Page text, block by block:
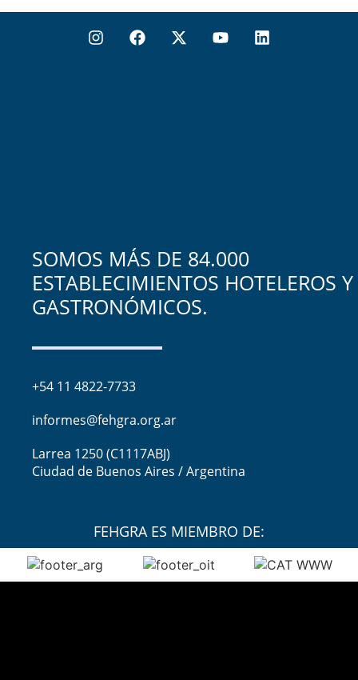
SOMOS MÁS DE 84.000
ESTABLECIMIENTOS HOTELEROS Y
GASTRONÓMICOS.
+54 11 4822-7733
informes@fehgra.org.ar
Larrea 1250 (C1117ABJ)
Ciudad de Buenos Aires / Argentina
FEHGRA ES MIEMBRO DE: